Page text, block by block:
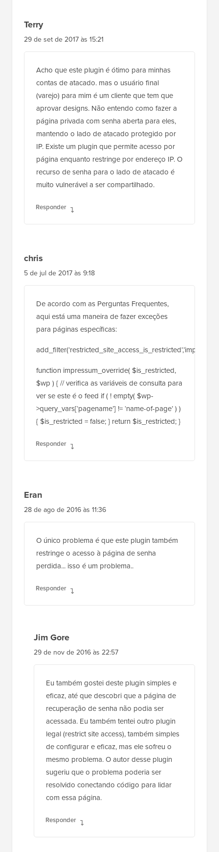
Terry
29 de set de 2017 às 15:21
Acho que este plugin é ótimo para minhas
contas de atacado. mas o usuário final
(varejo) para mim é um cliente que tem que
aprovar designs. Não entendo como fazer a
página privada com senha aberta para eles,
mantendo o lado de atacado protegido por
IP. Existe um plugin que permite acesso por
página enquanto restringe por endereço IP. O
recurso de senha para o lado de atacado é
muito vulnerável a ser compartilhado.
Responder
chris
5 de jul de 2017 às 9:18
De acordo com as Perguntas Frequentes,
aqui está uma maneira de fazer exceções
para páginas específicas:
function impressum_override( $is_restricted,
$wp ) { // verifica as variáveis de consulta para
ver se este é o feed if ( ! empty( $wp-
>query_vars[‘pagename’] != ‘name-of-page’ ) )
{ $is_restricted = false; } return $is_restricted; }
Responder
Eran
28 de ago de 2016 às 11:36
O único problema é que este plugin também
restringe o acesso à página de senha
perdida... isso é um problema..
Responder
Jim Gore
29 de nov de 2016 às 22:57
Eu também gostei deste plugin simples e
eficaz, até que descobri que a página de
recuperação de senha não podia ser
acessada. Eu também tentei outro plugin
legal (restrict site access), também simples
de configurar e eficaz, mas ele sofreu o
mesmo problema. O autor desse plugin
sugeriu que o problema poderia ser
resolvido conectando código para lidar
com essa página.
Responder